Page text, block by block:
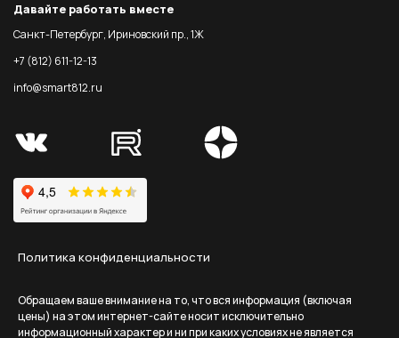
Давайте работать вместе
Санкт-Петербург, Ириновский пр., 1Ж
+7 (812) 611-12-13
info@smart812.ru
Политика конфиденциальности
Обращаем ваше внимание на то, что вся информация (включая
цены) на этом интернет-сайте носит исключительно
информационный характер и ни при каких условиях не является